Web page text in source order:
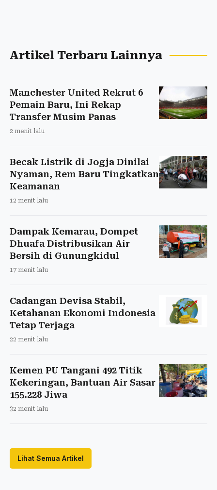
Artikel Terbaru Lainnya
Manchester United Rekrut 6
Pemain Baru, Ini Rekap
Transfer Musim Panas
2 menit lalu
Becak Listrik di Jogja Dinilai
Nyaman, Rem Baru Tingkatkan
Keamanan
12 menit lalu
Dampak Kemarau, Dompet
Dhuafa Distribusikan Air
Bersih di Gunungkidul
17 menit lalu
Cadangan Devisa Stabil,
Ketahanan Ekonomi Indonesia
Tetap Terjaga
22 menit lalu
Kemen PU Tangani 492 Titik
Kekeringan, Bantuan Air Sasar
155.228 Jiwa
32 menit lalu
Lihat Semua Artikel